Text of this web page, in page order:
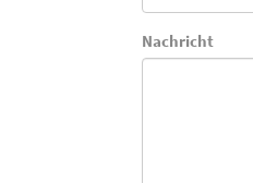
Nachricht